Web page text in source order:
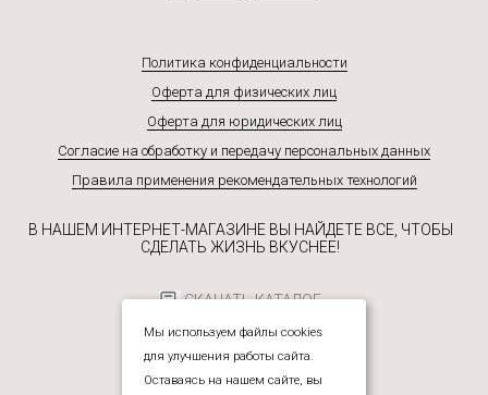
Политика конфиденциальности
Оферта для физических лиц
Оферта для юридических лиц
Согласие на обработку и передачу персональных данных
Правила применения рекомендательных технологий
В НАШЕМ ИНТЕРНЕТ-МАГАЗИНЕ ВЫ НАЙДЕТЕ ВСЕ, ЧТОБЫ
СДЕЛАТЬ ЖИЗНЬ ВКУСНЕЕ!
СКАЧАТЬ КАТАЛОГ
Мы используем файлы cookies
для улучшения работы сайта.
Оставаясь на нашем сайте, вы